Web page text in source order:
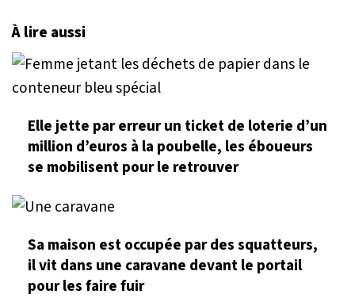
À lire aussi
Elle jette par erreur un ticket de loterie d’un
million d’euros à la poubelle, les éboueurs
se mobilisent pour le retrouver
Sa maison est occupée par des squatteurs,
il vit dans une caravane devant le portail
pour les faire fuir